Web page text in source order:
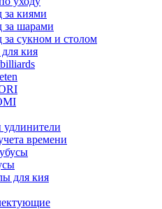
за киями
за шарами
за сукном и столом
кия
удлинители
времени
для кия